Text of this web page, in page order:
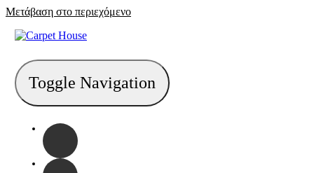
Μετάβαση στο περιεχόμενο
Toggle Navigation